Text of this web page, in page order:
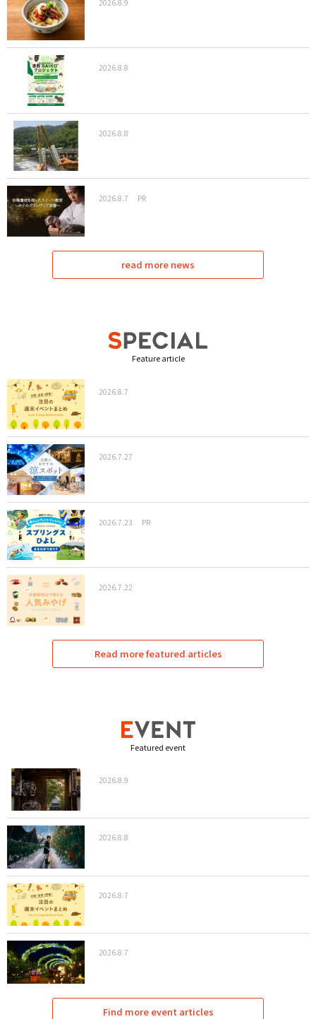
2026.8.9
2026.8.8
2026.8.8
2026.8.7 PR
read more news
Feature article
2026.8.7
2026.7.27
2026.7.23 PR
2026.7.22
Read more featured articles
Featured event
2026.8.9
2026.8.8
2026.8.7
2026.8.7
Find more event articles